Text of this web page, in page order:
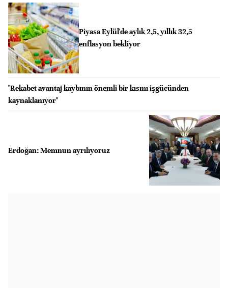
Piyasa Eylül'de aylık 2,5, yıllık 32,5
enflasyon bekliyor
"Rekabet avantaj kaybının önemli bir kısmı işgücünden
kaynaklanıyor"
Erdoğan: Memnun ayrılıyoruz